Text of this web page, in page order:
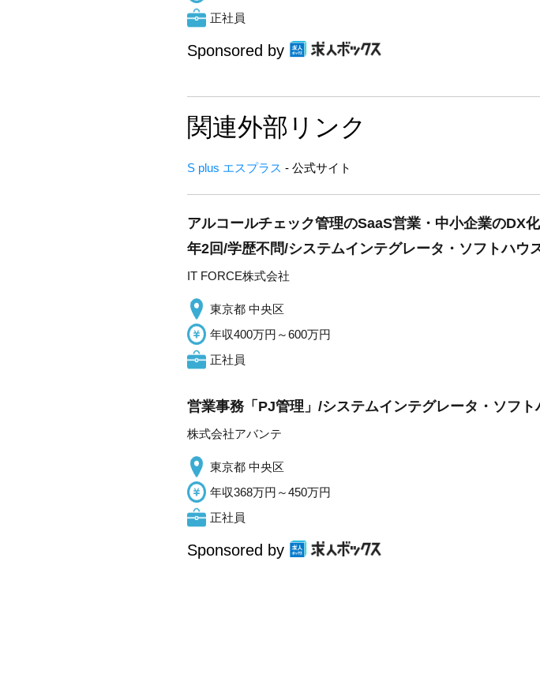
正社員
Sponsored by
関連外部リンク
S plus エスプラス - 公式サイト
アルコールチェック管理のSaaS営業・中小企業のDX
年2回/学歴不問/システムインテグレータ・ソフトハウ
IT FORCE株式会社
東京都 中央区
年収400万円～600万円
正社員
営業事務「PJ管理」/システムインテグレータ・ソフト
株式会社アバンテ
東京都 中央区
年収368万円～450万円
正社員
Sponsored by